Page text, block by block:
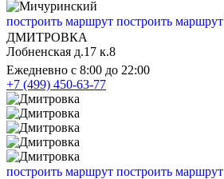
построить маршрут построить маршрут
ДМИТРОВКА
Лобненская д.17 к.8
Ежедневно с 8:00 до 22:00
+7 (499) 450-63-77
построить маршрут построить маршрут